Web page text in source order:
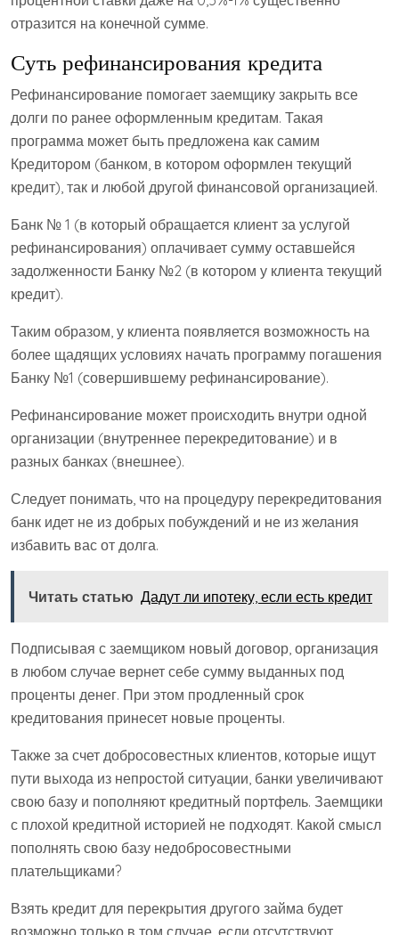
отразится на конечной сумме.
Суть рефинансирования кредита
Рефинансирование помогает заемщику закрыть все
долги по ранее оформленным кредитам. Такая
программа может быть предложена как самим
Кредитором (банком, в котором оформлен текущий
кредит), так и любой другой финансовой организацией.
Банк № 1 (в который обращается клиент за услугой
рефинансирования) оплачивает сумму оставшейся
задолженности Банку №2 (в котором у клиента текущий
кредит).
Таким образом, у клиента появляется возможность на
более щадящих условиях начать программу погашения
Банку №1 (совершившему рефинансирование).
Рефинансирование может происходить внутри одной
организации (внутреннее перекредитование) и в
разных банках (внешнее).
Следует понимать, что на процедуру перекредитования
банк идет не из добрых побуждений и не из желания
избавить вас от долга.
Читать статью Дадут ли ипотеку, если есть кредит
Подписывая с заемщиком новый договор, организация
в любом случае вернет себе сумму выданных под
проценты денег. При этом продленный срок
кредитования принесет новые проценты.
Также за счет добросовестных клиентов, которые ищут
пути выхода из непростой ситуации, банки увеличивают
свою базу и пополняют кредитный портфель. Заемщики
с плохой кредитной историей не подходят. Какой смысл
пополнять свою базу недобросовестными
плательщиками?
Взять кредит для перекрытия другого займа будет
возможно только в том случае, если отсутствуют